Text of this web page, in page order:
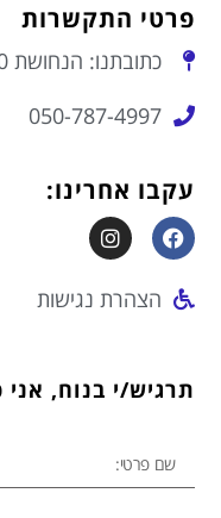
פרטי התקשרות
כתובתנו: הנחושת 10, תל אביב
050-787-4997
עקבו אחרינו:
הצהרת נגישות
תרגיש/י בנוח,